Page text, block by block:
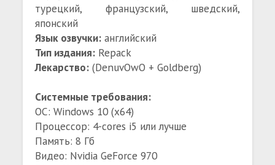
турецкий, французский, шведский,
японский
Язык озвучки: английский
Тип издания: Repack
Лекарство: (DenuvOwO + Goldberg)
Системные требования:
ОС: Windows 10 (x64)
Процессор: 4-cores i5 или лучше
Память: 8 Гб
Видео: Nvidia GeForce 970